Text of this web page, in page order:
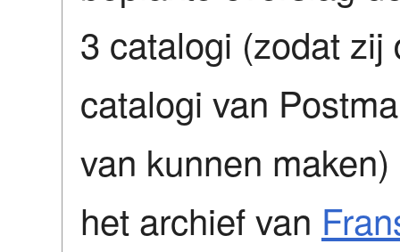
3 catalogi (zodat zij
catalogi van
van kunnen
het archief van